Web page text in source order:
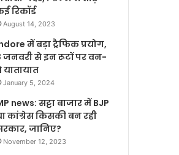
रिकॉर्ड
August 14, 2023
में बड़ा ट्रैफिक प्रयोग,
जनवरी से इन रूटों पर वन-
यातायात
January 5, 2024
news: सट्टा बाजार में BJP
कांग्रेस किसकी बन रही
जानिए?
November 12, 2023